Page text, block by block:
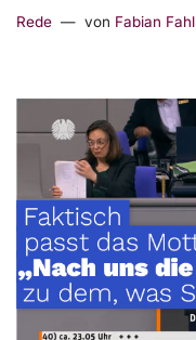
Rede von Fabian Fahl